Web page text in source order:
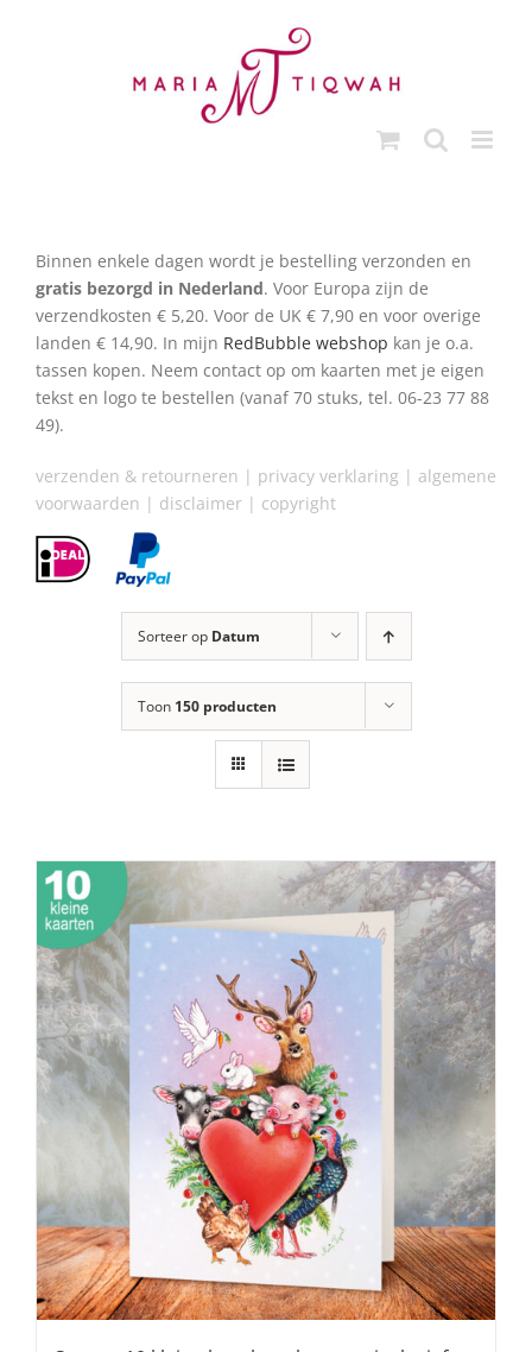
Binnen enkele dagen wordt je bestelling verzonden en
gratis bezorgd in Nederland. Voor Europa zijn de
verzendkosten € 5,20. Voor de UK € 7,90 en voor overige
landen € 14,90. In mijn RedBubble webshop kan je o.a.
tassen kopen. Neem contact op om kaarten met je eigen
tekst en logo te bestellen (vanaf 70 stuks, tel. 06-23 77 88
49).
verzenden & retourneren | privacy verklaring | algemene
voorwaarden | disclaimer | copyright
Sorteer op Datum
Toon 150 producten